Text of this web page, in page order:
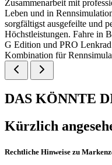
Zusammenarbeit mit
Leben und in
sorgfältigst ausgefeilte und
Höchstleistungen. Fahre in
G Edition und PRO
Kombination für
DAS KÖNNTE
Kürzlich
Rechtliche Hinweise zu